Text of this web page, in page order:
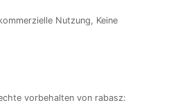
Nut­zung, Kei­ne
vor­be­hal­ten von rabasz: